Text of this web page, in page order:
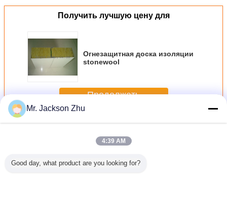
Получить лучшую цену для
Огнезащитная доска изоляции
stonewool
Продолжать
БольшеДоска изоляции stonewool
Mr. Jackson Zhu
4:39 AM
Good day, what product are you looking for?